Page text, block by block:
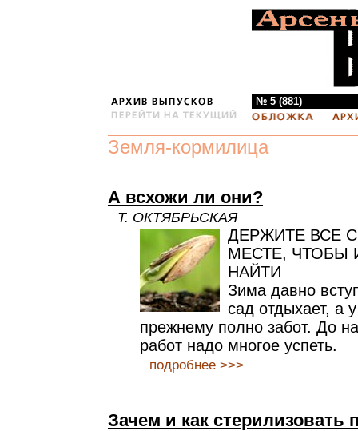
№ 5 (881)
Земля-кормилица
А всхожи ли они?
Т. ОКТЯБРЬСКАЯ
ДЕРЖИТЕ ВСЕ
МЕСТЕ, ЧТОБЫ
НАЙТИ
Зима давно
сад отдыхает, а
прежнему полно забот. До
работ надо многое успеть.
подробнее >>>
Зачем и как стерилизовать